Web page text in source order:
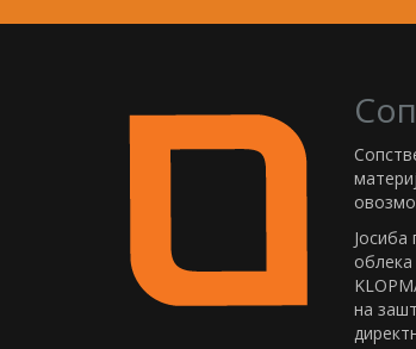
на